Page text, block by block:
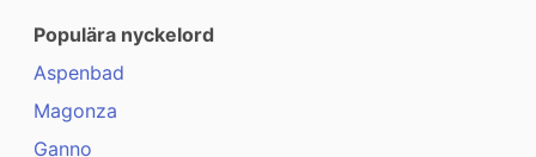
Populära nyckelord
Aspenbad
Magonza
Ganno